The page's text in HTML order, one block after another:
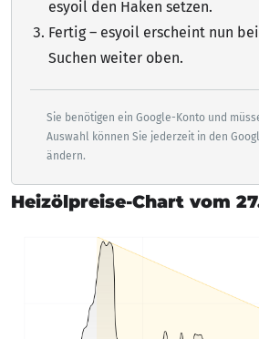
esyoil den Haken setzen.
Fertig – esyoil erscheint nun
Suchen weiter oben.
Sie benötigen ein Google-Konto und
Auswahl können Sie jederzeit in den
ändern.
Heizölpreise-Chart vom